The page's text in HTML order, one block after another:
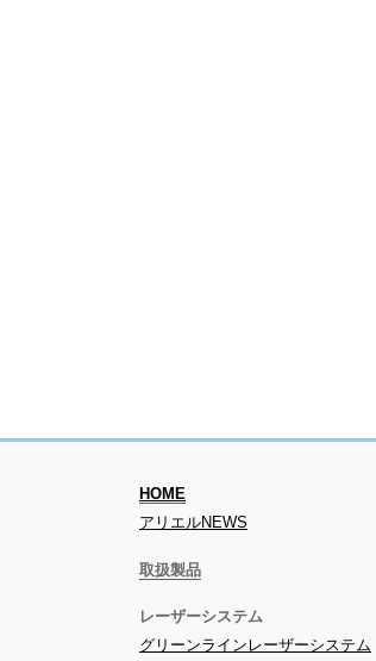
HOME
アリエルNEWS
取扱製品
レーザーシステム
グリーンラインレーザーシステム